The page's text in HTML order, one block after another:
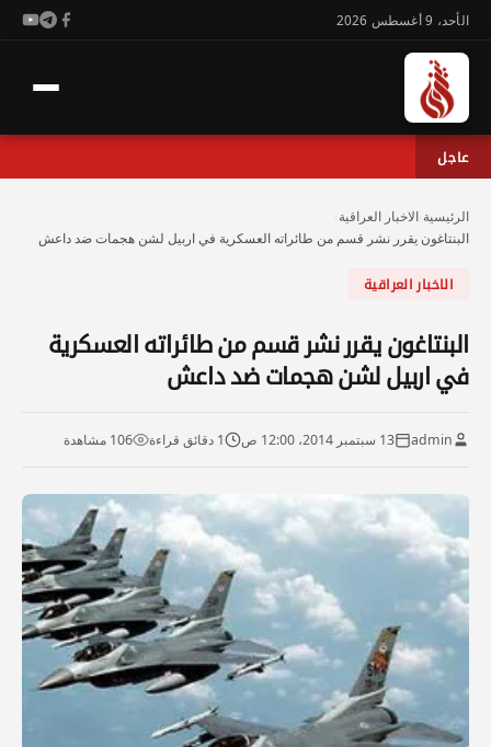
الأحد، 9 أغسطس 2026
عاجل
الرئيسية الاخبار العراقية
البنتاغون يقرر نشر قسم من طائراته العسكرية في اربيل لشن هجمات ضد داعش
الاخبار العراقية
البنتاغون يقرر نشر قسم من طائراته العسكرية
في اربيل لشن هجمات ضد داعش
admin 13 سبتمبر 2014، 12:00 ص 1 دقائق قراءة 106 مشاهدة